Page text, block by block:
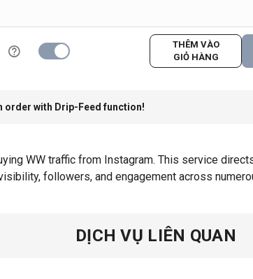
THÊM VÀO
GIỎ HÀNG
order with Drip-Feed function!
WW traffic from Instagram. This service
followers, and engagement across
DỊCH VỤ LIÊN QUAN